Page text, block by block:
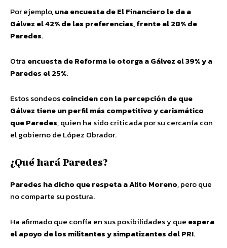
Por ejemplo,una encuesta de El Financiero le da a
Gálvez el 42% de las preferencias, frente al 28% de
Paredes.
Otra encuesta de Reforma le otorga a Gálvez el 39% y a
Paredes el 25%.
Estos sondeoscoinciden con la percepción de que
Gálvez tiene un perfil más competitivo y carismático
que Paredes, quien ha sido criticada por su cercanía con
el gobierno de López Obrador.
¿Qué hará Paredes?
Paredes ha dicho que respeta a Alito Moreno, pero que
no comparte su postura.
Ha afirmado que confía en sus posibilidades y que espera
el apoyo de los militantes y simpatizantes del PRI.